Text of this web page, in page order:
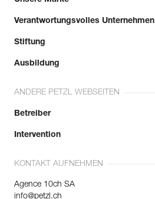
Verantwortungsvolles Unternehmen
Stiftung
Ausbildung
ANDERE PETZL WEBSEITEN
Betreiber
Intervention
KONTAKT AUFNEHMEN
Agence 10ch SA
info@petzl.ch